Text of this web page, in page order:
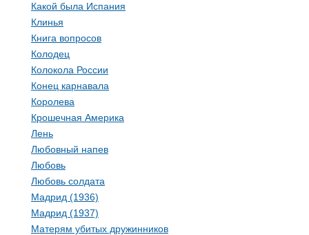
Какой была Испания
Клинья
Книга вопросов
Колодец
Колокола России
Конец карнавала
Королева
Крошечная Америка
Лень
Любовный напев
Любовь
Любовь солдата
Мадрид (1936)
Мадрид (1937)
Матерям убитых дружинников